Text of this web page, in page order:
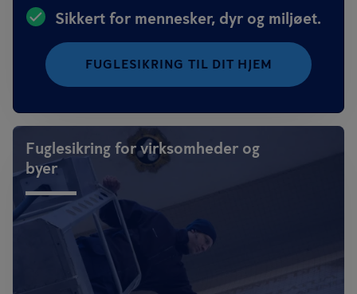
Sikkert for mennesker, dyr og miljøet.
FUGLESIKRING TIL DIT HJEM
Fuglesikring for virksomheder og
byer